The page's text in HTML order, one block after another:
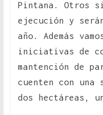
Pintana. Otros
ejecución y
año. Además
iniciativas de
mantención de
cuenten con una
dos hectáreas,